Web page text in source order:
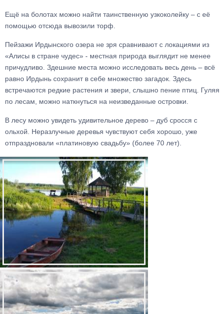
Ещё на болотах можно найти таинственную узкоколейку – с её
помощью отсюда вывозили торф.
Пейзажи Ирдынского озера не зря сравнивают с локациями из
«Алисы в стране чудес» - местная природа выглядит не менее
причудливо. Здешние места можно исследовать весь день – всё
равно Ирдынь сохранит в себе множество загадок. Здесь
встречаются редкие растения и звери, слышно пение птиц. Гуляя
по лесам, можно наткнуться на неизведанные островки.
В лесу можно увидеть удивительное дерево – дуб сросся с
ольхой. Неразлучные деревья чувствуют себя хорошо, уже
отпраздновали «платиновую свадьбу» (более 70 лет).